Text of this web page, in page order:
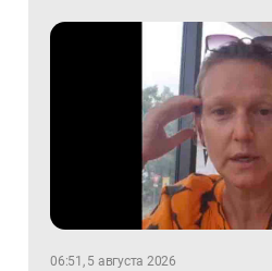
06:51, 5 августа 2026